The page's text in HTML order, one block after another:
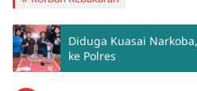
Diduga Kuasai
ke Polres